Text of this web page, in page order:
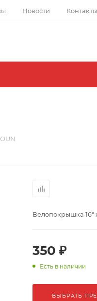
Новости Контакты
Велопокрышка 16"
350 ₽
Есть в наличии
ВЫБРАТЬ